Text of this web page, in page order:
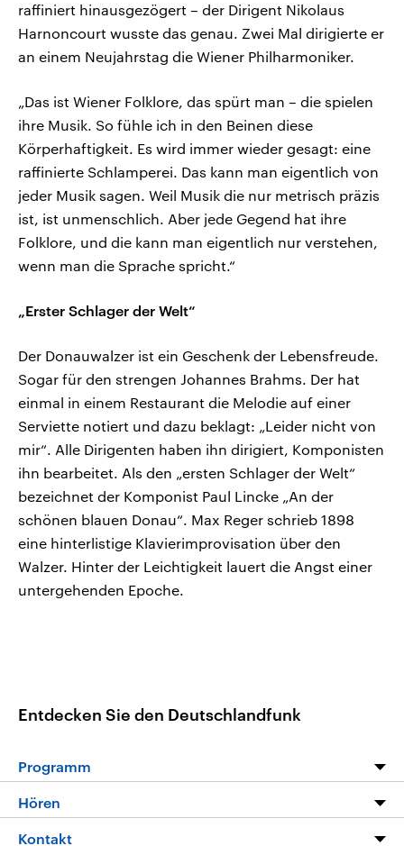
raffiniert hinausgezögert – der Dirigent Nikolaus
Harnoncourt wusste das genau. Zwei Mal dirigierte er
an einem Neujahrstag die Wiener Philharmoniker.
„Das ist Wiener Folklore, das spürt man – die spielen
ihre Musik. So fühle ich in den Beinen diese
Körperhaftigkeit. Es wird immer wieder gesagt: eine
raffinierte Schlamperei. Das kann man eigentlich von
jeder Musik sagen. Weil Musik die nur metrisch präzis
ist, ist unmenschlich. Aber jede Gegend hat ihre
Folklore, und die kann man eigentlich nur verstehen,
wenn man die Sprache spricht.“
„Erster Schlager der Welt“
Der Donauwalzer ist ein Geschenk der Lebensfreude.
Sogar für den strengen Johannes Brahms. Der hat
einmal in einem Restaurant die Melodie auf einer
Serviette notiert und dazu beklagt: „Leider nicht von
mir“. Alle Dirigenten haben ihn dirigiert, Komponisten
ihn bearbeitet. Als den „ersten Schlager der Welt“
bezeichnet der Komponist Paul Lincke „An der
schönen blauen Donau“. Max Reger schrieb 1898
eine hinterlistige Klavierimprovisation über den
Walzer. Hinter der Leichtigkeit lauert die Angst einer
untergehenden Epoche.
Entdecken Sie den Deutschlandfunk
Programm
Programm
Hören
Livestream
Kontakt